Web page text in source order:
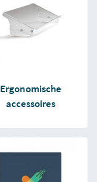
Ergonomische
accessoires